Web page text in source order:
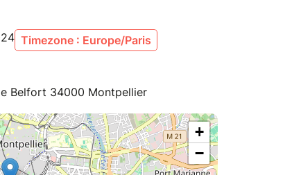
Timezone : Europe/Paris
Belfort 34000 Montpellier
+
−